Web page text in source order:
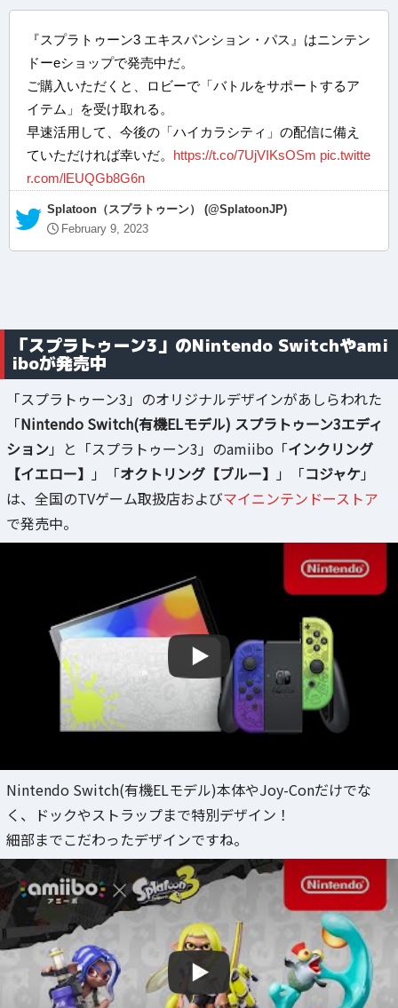
『スプラトゥーン3 エキスパンション・パス』はニンテン
ドーeショップで発売中だ。
ご購入いただくと、ロビーで「バトルをサポートするア
イテム」を受け取れる。
早速活用して、今後の「ハイカラシティ」の配信に備え
ていただければ幸いだ。 https://t.co/7UjVIKsOSm pic.twitte
r.com/lEUQGb8G6n
— Splatoon（スプラトゥーン） (@SplatoonJP)
February 9, 2023
「スプラトゥーン3」のNintendo Switchやami
iboが発売中
「スプラトゥーン3」のオリジナルデザインがあしらわれた
「Nintendo Switch(有機ELモデル) スプラトゥーン3エディ
ション」と「スプラトゥーン3」のamiibo「インクリング
【イエロー】 」「オクトリング【ブルー】 」「コジャケ」
は、全国のTVゲーム取扱店およびマイニンテンドーストア
で発売中。
Nintendo Switch(有機ELモデル)本体やJoy-Conだけでな
く、ドックやストラップまで特別デザイン！
細部までこだわったデザインですね。